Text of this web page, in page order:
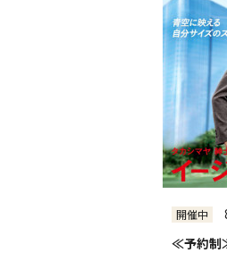
ホワイ
フォレ
催会場[
アー
玉川タ
開催中
≪予約制